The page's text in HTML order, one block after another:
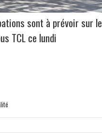
sont à prévoir sur le
TCL ce lundi